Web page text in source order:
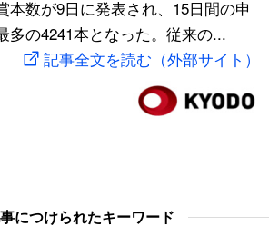
本数が9日に発表され、15日間の申
多の4241本となった。従来の...
記事全文を読む（外部サイト）
につけられたキーワード